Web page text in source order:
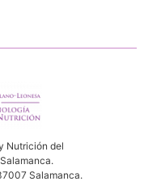
Nutrición del
Salamanca.